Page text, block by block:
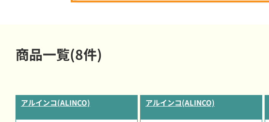
商品一覧(8件)
アルインコ(ALINCO) アルインコ(ALINCO)